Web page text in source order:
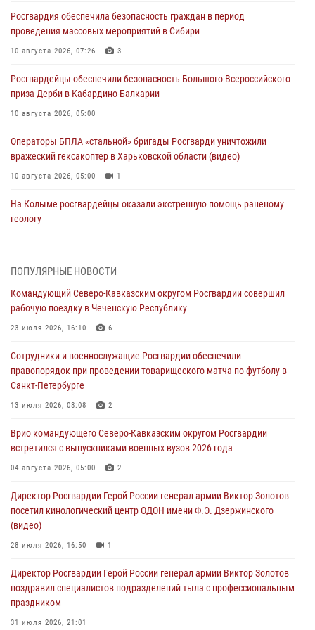
Росгвардия обеспечила безопасность граждан в период
проведения массовых мероприятий в Сибири
10 августа 2026, 07:26 3
Росгвардейцы обеспечили безопасность Большого Всероссийского
приза Дерби в Кабардино-Балкарии
10 августа 2026, 05:00
Операторы БПЛА «стальной» бригады Росгварди уничтожили
вражеский гексакоптер в Харьковской области (видео)
10 августа 2026, 05:00 1
На Колыме росгвардейцы оказали экстренную помощь раненому
геологу
Генерал-полковник Иван Шмелев поздравил военнослужащих и
с профессиональным праздником
09 августа 2026, 21:01
жительнице Белгорода
09 августа 2026, 12:52 2
Делегация Росгвардии почтила память защитников Ленинграда
«Я расскажу вам о Герое»: подвиг Героя России Сергея Перца
(видео)
ПОПУЛЯРНЫЕ НОВОСТИ
Командующий Северо-Кавказским округом Росгвардии совершил
рабочую поездку в Чеченскую Республику
23 июля 2026, 16:10 6
Сотрудники и военнослужащие Росгвардии обеспечили
правопорядок при проведении товарищеского матча по футболу в
Санкт-Петербурге
13 июля 2026, 08:08 2
Врио командующего Северо-Кавказским округом Росгвардии
встретился с выпускниками военных вузов 2026 года
04 августа 2026, 05:00 2
Директор Росгвардии Герой России генерал армии Виктор Золотов
посетил кинологический центр ОДОН имени Ф.Э. Дзержинского
(видео)
28 июля 2026, 16:50 1
Директор Росгвардии Герой России генерал армии Виктор Золотов
поздравил специалистов подразделений тыла с профессиональным
праздником
31 июля 2026, 21:01